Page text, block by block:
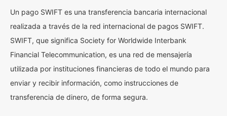
Un pago SWIFT es una transferencia bancaria internacional
realizada a través de la red internacional de pagos SWIFT.
SWIFT, que significa Society for Worldwide Interbank
Financial Telecommunication, es una red de mensajería
utilizada por instituciones financieras de todo el mundo para
enviar y recibir información, como instrucciones de
transferencia de dinero, de forma segura.